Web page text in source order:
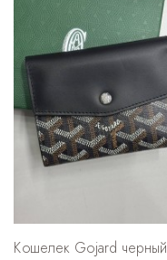
Кошелек Gojard черный
Cпортивные брюки
Комбинезоны